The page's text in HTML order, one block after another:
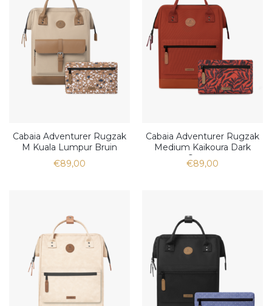
Cabaia Adventurer Rugzak
M Kuala Lumpur Bruin
€89,00
Cabaia Adventurer Rugzak
Medium Kaikoura Dark
Orange
€89,00